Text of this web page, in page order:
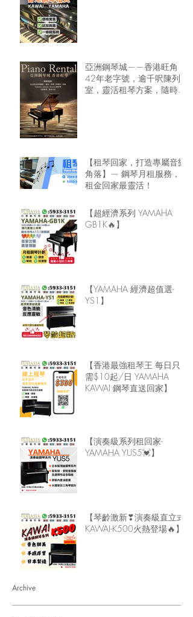
亞洲鋼琴城——香港旺角
42年老字號，逾千呎陳列
室，靈活租琴方案，隨時可
【租琴回家，打造專屬音樂
角落】— 鋼琴月租服務，
租金回家最靈活！
【超經濟系列 YAMAHA
GB1K🔥】
【YAMAHA 經濟超值選-
YS1】
【香港最強租琴王 每日只
需$10起/日 YAMAHA
KAWAI 鋼琴直送回家】
【演奏級系列租回家-
YAMAHA YUS5💓】
【琴齡激新❣演奏級直立式
KAWAI-K500火熱登場🔥】
Archive